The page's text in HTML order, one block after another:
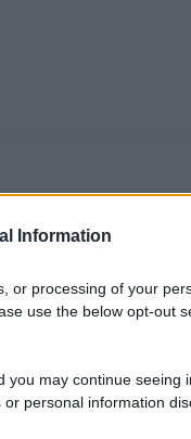
Information
or processing of your
use the below opt-out
you may continue seeing
personal information
'900. Nella
di logica, di
un ingegno